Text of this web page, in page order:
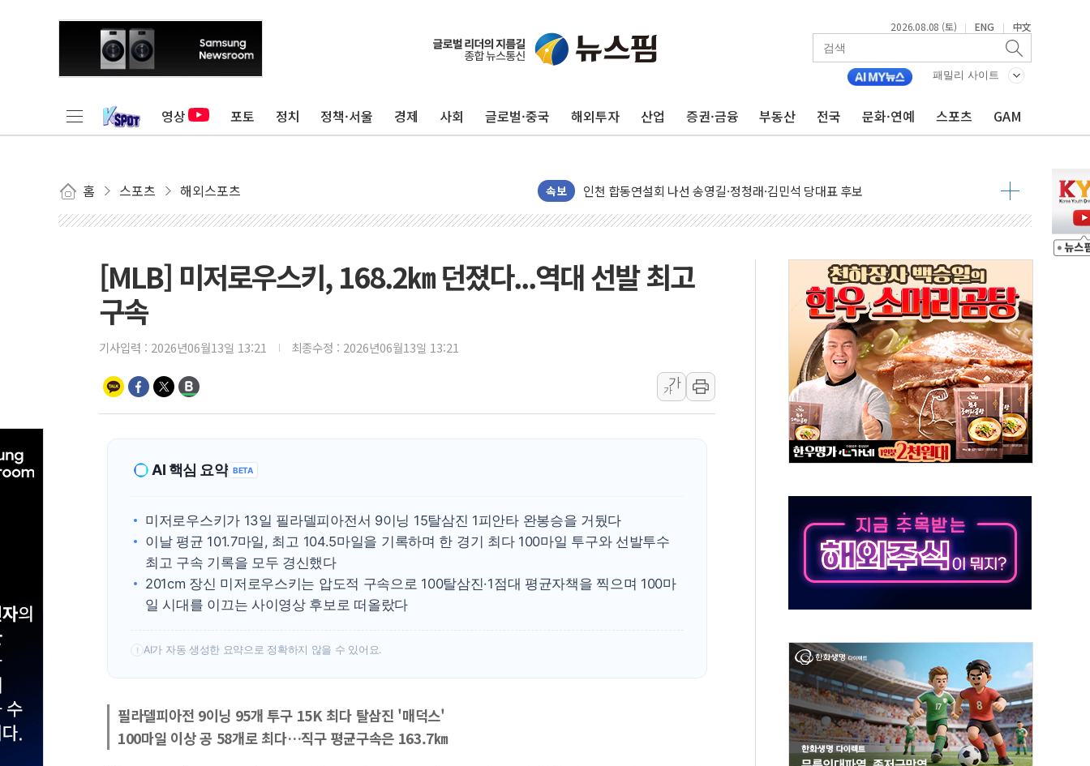
2026.08.08 (토) | ENG | 中文
패밀리 사이트
영상 포토 정치 정책·서울 경제 사회 글로벌·중국 해외투자 산업 증권·금융 부동산 전국 문화·연예 스포츠 GAM
홈 스포츠 해외스포츠 속보
울진·영덕 '호우특보'-포항 '산사태 주의보'...경북도, 호우 피해·통제구간 없어
김민석, 2주차 제주·인천 경선서 정청래에 승리...47.75% vs 42.08%
인사하는 김민석 당대표 후보
[속보] 민주, 인천 경선 결과 발표...김민석 45.09% 정청래 43.27% 송영길 11.63%
[속보] 민주, 제주 경선 결과 발표...김민석 52.64% 정청래 39.89% 송영길 7.47%
美, 이란전 출구전략 만지작…공습 한계·탄약 부족 현실화
강릉·동해·삼척 시간당 최대 50㎜ 폭우…강원 동해안 강한 비 이어져
폐기물 수거하다 참변…60대 환경미화원 수거차에 치여 사망
서울 중랑구 주택가서 흉기 난동…60대 남성 2명 숨져
李대통령 "결혼 때문에 손해 보는 일 없게"…'결혼 페널티' 22개 과제 손본다
여수 오동도 인근 해상서 모터보트 전복…1명 사망·1명 실종
인천 선재도 갯벌서 해루질 중 실종 60대 나흘만에 숨진 채 발견
인천서 말다툼 중 어머니 흉기 살해 10대 아들 체포
'화합' 꺼낸 김민석에 '뻔뻔' 받아친 정청래…제주 연설서 신경전 고조
李대통령, ISA 개편 재검토 지시…與 "적극 환영"·野 "졸속 국정"
[MLB] 미저로우스키, 168.2㎞ 던졌다...역대 선발 최고
구속
기사입력 : 2026년06월13일 13:21 최종수정 : 2026년06월13일 13:21
가
가
AI 핵심 요약 BETA
미저로우스키가 13일 필라델피아전서 9이닝 15탈삼진 1피안타 완봉승을 거뒀다
이날 평균 101.7마일, 최고 104.5마일을 기록하며 한 경기 최다 100마일 투구와 선발투수
최고 구속 기록을 모두 경신했다
201cm 장신 미저로우스키는 압도적 구속으로 100탈삼진·1점대 평균자책을 찍으며 100마
일 시대를 이끄는 사이영상 후보로 떠올랐다
! AI가 자동 생성한 요약으로 정확하지 않을 수 있어요.
필라델피아전 9이닝 95개 투구 15K 최다 탈삼진 '매덕스'
100마일 이상 공 58개로 최다…직구 평균구속은 163.7㎞